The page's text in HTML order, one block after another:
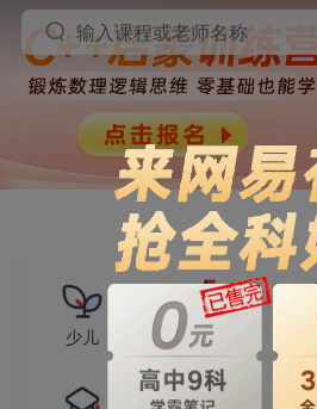
输入课程或老师名称
少儿 小学